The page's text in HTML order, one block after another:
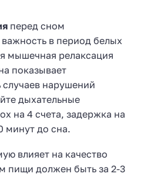
перед сном
в период белых
мышечная релаксация
показывает
случаев нарушений
дыхательные
на 4 счета, задержка на
минут до сна.
влияет на качество
пищи должен быть за 2-3